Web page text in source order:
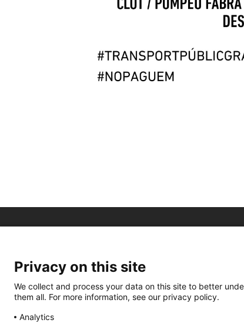
Privacy on this site
We collect and process your data on this site to better
them all. For more information, see our privacy policy.
Analytics